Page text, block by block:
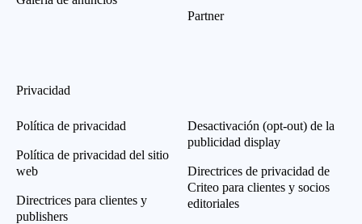
Partner
Privacidad
Política de privacidad
Política de privacidad del sitio
web
Directrices para clientes y
publishers
Desactivación (opt-out) de la
publicidad display
Directrices de privacidad de
Criteo para clientes y socios
editoriales